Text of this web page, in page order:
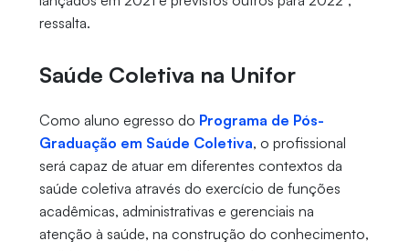
ressalta.
Saúde Coletiva na Unifor
Como aluno egresso do Programa de Pós-
Graduação em Saúde Coletiva, o profissional
será capaz de atuar em diferentes contextos da
saúde coletiva através do exercício de funções
acadêmicas, administrativas e gerenciais na
atenção à saúde, na construção do conhecimento,